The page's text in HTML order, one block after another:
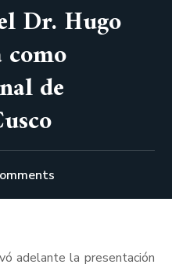
Dr. Hugo
de
adelante la presentación